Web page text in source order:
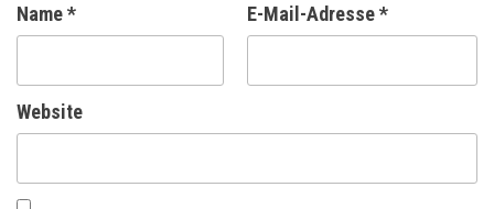
Name* E-Mail-Adresse*
Website